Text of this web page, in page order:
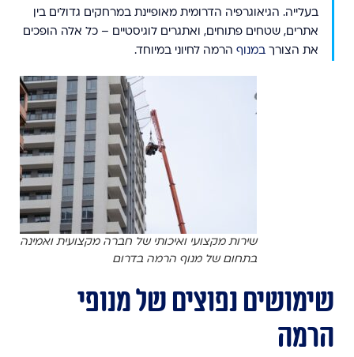
בעלייה. הגיאוגרפיה הדרומית מאופיינת במרחקים גדולים בין
אתרים, שטחים פתוחים, ואתגרים לוגיסטיים – כל אלה הופכים
את הצורך במנוף הרמה לחיוני במיוחד.
שירות מקצועי ואיכותי של חברה מקצועית ואמינה
בתחום של מנוף הרמה בדרום
שימושים נפוצים של מנופי
הרמה